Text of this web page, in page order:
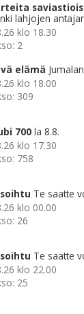
lahjojen
klo 18.30
2
elämä
klo 18.00
309
700 la 8.8.
klo 17.30
758
Te saatte
klo 00.00
26
Te saatte
klo 22.00
25